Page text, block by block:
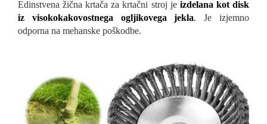
Edinstvena žična krtača za krtačni stroj je izdelana kot disk
iz visokokakovostnega ogljikovega jekla. Je izjemno
odporna na mehanske poškodbe.